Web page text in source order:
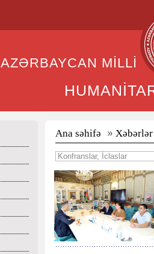
AZƏRBAYCAN
Ana səhifə Xəbərlər